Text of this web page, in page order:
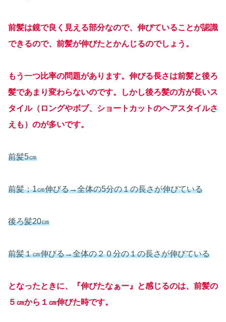
前髪は鏡で良く見える部分なので、伸びていることが認識
できるので、前髪が伸びたとかんじるのでしょう。
もう一つ比率の問題があります。伸びる長さは前髪と後ろ
髪であまり変わらないのです。しかし後ろ髪の方が長いス
タイル（ロングやボブ、ショートカットのヘアスタイルさ
えも）のが多いです。
前髪5㎝
前髪；1㎝伸びる→全体の5分の１の長さが伸びている
後ろ髪20㎝
前髪１㎝伸びる→全体の２０分の１の長さが伸びている
となったときに、『伸びたなぁー』と感じるのは、前髪の
５㎝から１㎝伸びた時です。